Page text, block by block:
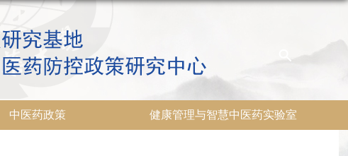
中医药政策 健康管理与智慧中医药实验室